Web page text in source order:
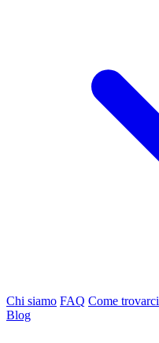
Chi siamo FAQ Come trovarci
Blog